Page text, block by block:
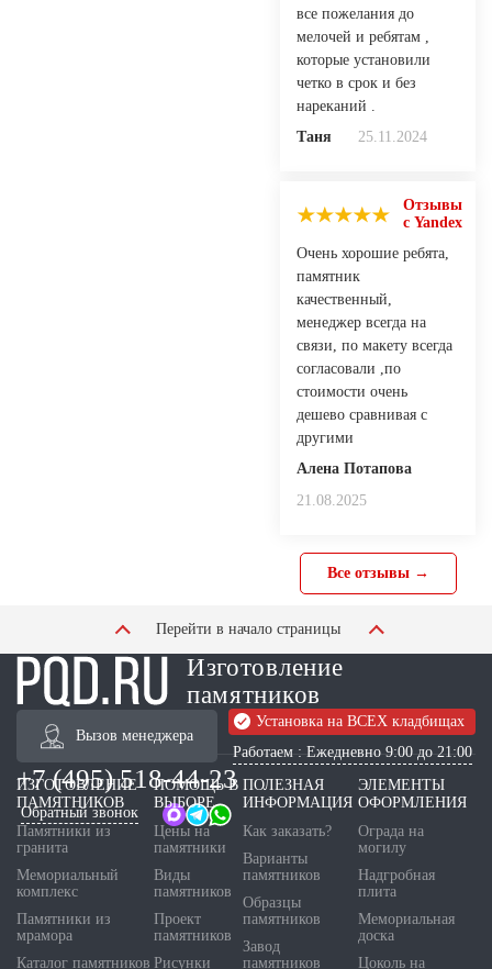
все пожелания до
мелочей и ребятам ,
которые установили
четко в срок и без
нареканий .
Таня
25.11.2024
Отзывы
с Yandex
Очень хорошие ребята,
памятник
качественный,
менеджер всегда на
связи, по макету всегда
согласовали ,по
стоимости очень
дешево сравнивая с
другими
Алена Потапова
21.08.2025
Все отзывы →
Перейти в начало страницы
Изготовление
памятников
Вызов менеджера
Установка на ВСЕХ кладбищах
Работаем : Ежедневно 9:00 до 21:00
+7 (495) 518-44-23
Обратный звонок
ИЗГОТОВЛЕНИЕ
ПАМЯТНИКОВ
Памятники из
гранита
Мемориальный
комплекс
Памятники из
мрамора
Каталог памятников
ПОМОЩЬ В
ВЫБОРЕ
Цены на
памятники
Виды
памятников
Проект
памятников
Рисунки
ПОЛЕЗНАЯ
ИНФОРМАЦИЯ
Как заказать?
Варианты
памятников
Образцы
памятников
Завод
памятников
ЭЛЕМЕНТЫ
ОФОРМЛЕНИЯ
Ограда на
могилу
Надгробная
плита
Мемориальная
доска
Цоколь на